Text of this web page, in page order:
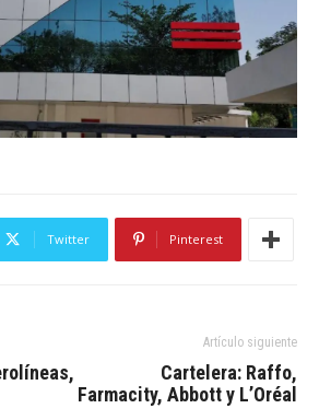
Twitter Pinterest
Artículo siguiente
Cartelera: Raffo,
Farmacity, Abbott y L’Oréal